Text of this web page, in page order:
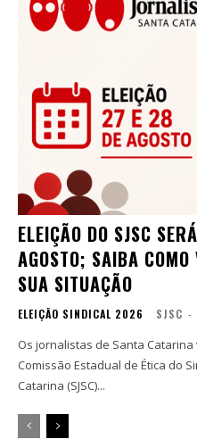
ELEIÇÃO DO SJSC
AGOSTO; SAIBA
SUA SITUAÇÃO
ELEIÇÃO SINDICAL 2026 SJSC -
Os jornalistas de Santa
Comissão Estadual de Ética do
Catarina (SJSC)...